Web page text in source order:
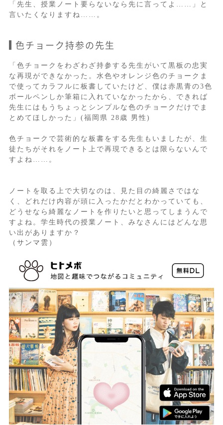
「先生、授業ノート要らないなら先に言ってよ……」と
言いたくなりますね……。
色チョーク持参の先生
「色チョークをわざわざ持参する先生がいて黒板の忠実
な再現ができなかった。水色やオレンジ色のチョークま
で使ってカラフルに板書していたけど、僕は赤黒青の3色
ボールペンしか筆箱に入れていなかったから、できれば
先生にはもうちょっとシンプルな色のチョークだけでま
とめてほしかった」(福岡県 28歳 男性)
色チョークで芸術的な板書をする先生もいましたが、生
徒たちがそれをノート上で再現できるとは限らないんで
すよね……。
ノートを取る上で大切なのは、見た目の綺麗さではな
く、どれだけ内容が頭に入ったかだとわかっていても、
どうせなら綺麗なノートを作りたいと思ってしまうんで
すよね。学生時代の授業ノート、みなさんにはどんな思
い出がありますか？
（サンマ雲）